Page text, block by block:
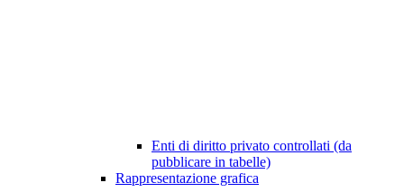
Enti di diritto privato controllati (da
pubblicare in tabelle)
Rappresentazione grafica